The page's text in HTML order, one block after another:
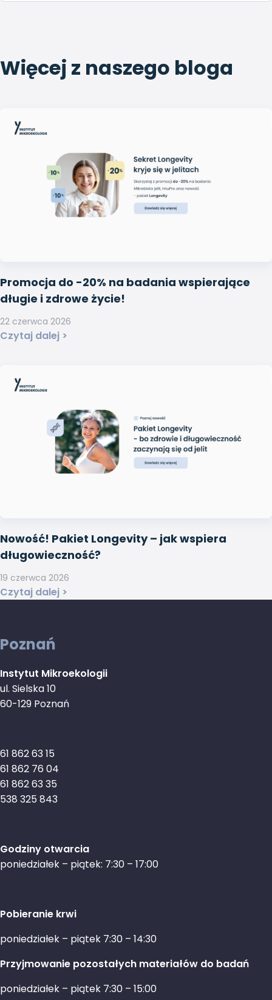
Więcej z naszego bloga
Promocja do -20% na badania wspierające
długie i zdrowe życie!
Czytaj dalej >
22 czerwca 2026
Nowość! Pakiet Longevity – jak wspiera
długowieczność?
Czytaj dalej >
19 czerwca 2026
Poznań
Instytut Mikroekologii
ul. Sielska 10
60-129 Poznań
61 862 63 15
61 862 76 04
61 862 63 35
538 325 843
Godziny otwarcia
poniedziałek – piątek: 7:30 – 17:00
Pobieranie krwi
poniedziałek – piątek 7:30 – 14:30
Przyjmowanie pozostałych materiałów do badań
poniedziałek – piątek 7:30 – 15:00